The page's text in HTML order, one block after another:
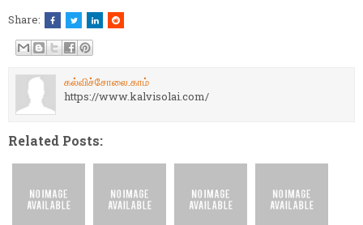
Share:
கல்விச்சோலை.காம்
https://www.kalvisolai.com/
Related Posts: